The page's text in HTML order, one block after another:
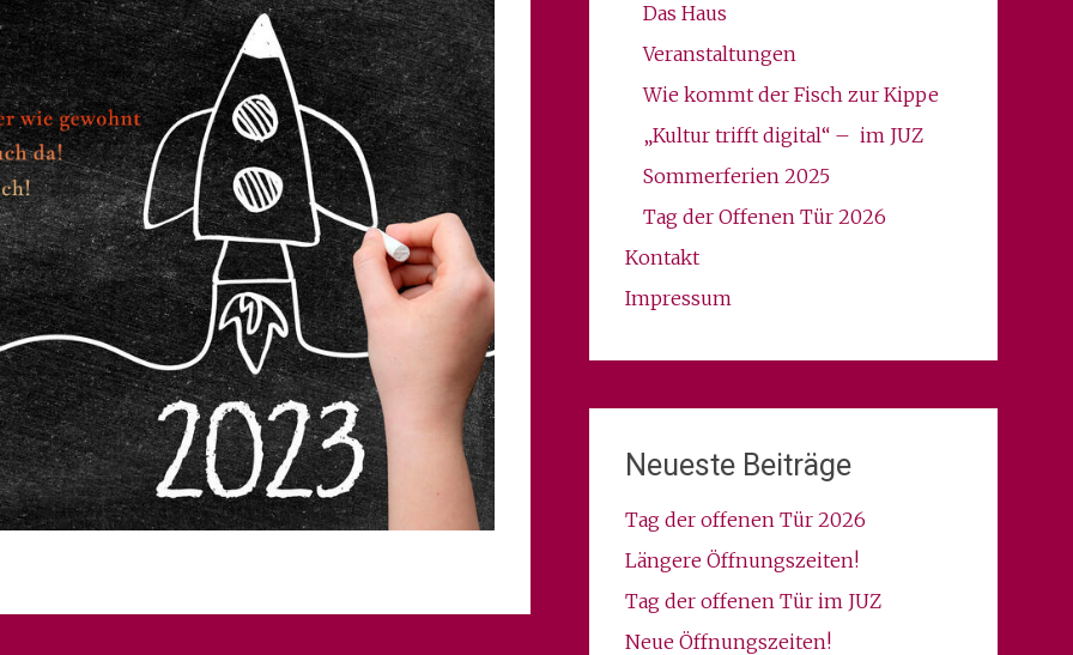
Das Haus
Veranstaltungen
Wie kommt der Fisch zur Kippe
„Kultur trifft digital“ – im JUZ
Sommerferien 2025
Tag der Offenen Tür 2026
Kontakt
Impressum
Neueste Beiträge
Tag der offenen Tür 2026
Längere Öffnungszeiten!
Tag der offenen Tür im JUZ
Neue Öffnungszeiten!